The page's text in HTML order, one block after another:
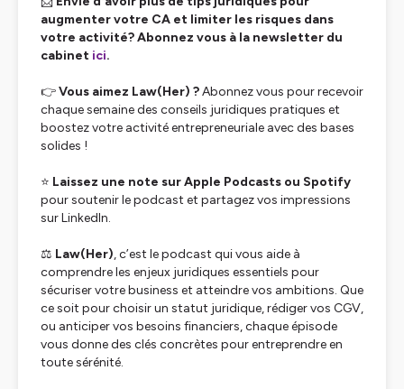
augmenter votre CA et limiter les risques dans
votre activité? Abonnez vous à la newsletter du
cabinet ici.
👉Vous aimez Law(Her) ?Abonnez vous pour recevoir
chaque semaine des conseils juridiques pratiques et
boostez votre activité entrepreneuriale avec des bases
solides !
⭐ Laissez une note sur Apple Podcasts ou Spotify
pour soutenir le podcast et partagez vos impressions
sur LinkedIn.
⚖️ Law(Her), c’est le podcast qui vous aide à
comprendre les enjeux juridiques essentiels pour
sécuriser votre business et atteindre vos ambitions. Que
ce soit pour choisir un statut juridique, rédiger vos CGV,
ou anticiper vos besoins financiers, chaque épisode
vous donne des clés concrètes pour entreprendre en
toute sérénité.